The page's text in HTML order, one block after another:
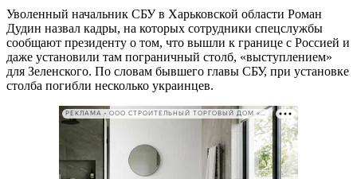
Уволенный начальник СБУ в Харьковской области Роман
Дудин назвал кадры, на которых сотрудники спецслужбы
сообщают президенту о том, что вышли к границе с Россией и
даже установили там пограничный столб, «выступлением»
для Зеленского. По словам бывшего главы СБУ, при установке
столба погибли несколько украинцев.
РЕКЛАМА • ООО СТРОИТЕЛЬНЫЙ ТОРГОВЫЙ ДОМ «ПЕТРОВИЧ». ИНН: 7802348846